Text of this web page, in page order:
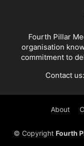
Fourth Pillar
organisation
commitment to
Contact us:
About
© Copyright Fourth